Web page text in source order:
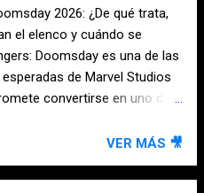
2026: ¿De qué trata,
el elenco y cuándo se
Doomsday es una de las
de Marvel Studios
convertirse en uno de
de Marvel (UCM).
a algunos de los personajes
de la franquicia y marcará el
VER MÁS 🎥